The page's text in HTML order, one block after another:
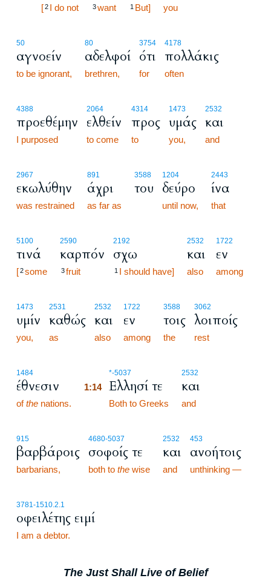
[2 I do not 3want 1 But] you
50
αγνοείν
to be ignorant,
80
αδελφοί
brethren,
3754
ότι
for
4178
πολλάκις
often
4388
προεθέμην
I purposed
2064
ελθείν
to come
4314
προς
to
1473
υμάς
you,
2532
και
and
2967
εκωλύθην
was restrained
891
άχρι
as far as
3588
του
1204
δεύρο
until now,
2443
ίνα
that
5100
τινά
[2some
2590
καρπόν
3fruit
2192
σχω
1 I should have]
2532
και
also
1722
εν
among
1473
υμίν
you,
2531
καθώς
as
2532
και
also
1722
εν
among
3588
τοις
the
3062
λοιποίς
rest
1484
έθνεσιν
ofthe nations.
*-5037
1:14 Ελλησί τε
Both to Greeks
2532
και
and
915
βαρβάροις
barbarians,
4680-5037
σοφοίς τε
both to the wise
2532
και
and
453
ανοήτοις
unthinking —
3781-1510.2.1
οφειλέτης ειμί
I am a debtor.
The Just Shall Live of Belief